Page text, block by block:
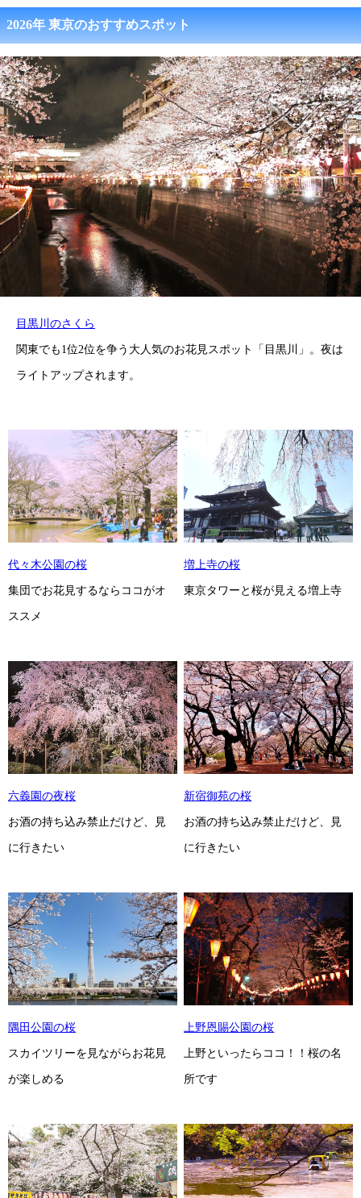
2026年 東京のおすすめスポット
目黒川のさくら
関東でも1位2位を争う大人気のお花見スポット「目黒川」。夜は
ライトアップされます。
代々木公園の桜
集団でお花見するならココがオ
ススメ
増上寺の桜
東京タワーと桜が見える増上寺
六義園の夜桜
お酒の持ち込み禁止だけど、見
に行きたい
新宿御苑の桜
お酒の持ち込み禁止だけど、見
に行きたい
隅田公園の桜
スカイツリーを見ながらお花見
が楽しめる
上野恩賜公園の桜
上野といったらココ！！桜の名
所です